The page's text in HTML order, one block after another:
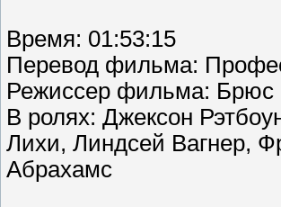
Время: 01:53:15
Перевод фильма:
Режиссер фильма:
В ролях: Джексон
Лихи, Линдсей Вагнер,
Абрахамс